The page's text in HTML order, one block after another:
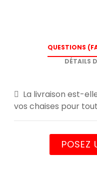
QUESTIONS
DÉTAILS
La livraison est-
vos chaises pour
POSEZ